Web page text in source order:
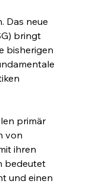
Das neue
bringt
bisherigen
primär
von
ihren
bedeutet
und einen